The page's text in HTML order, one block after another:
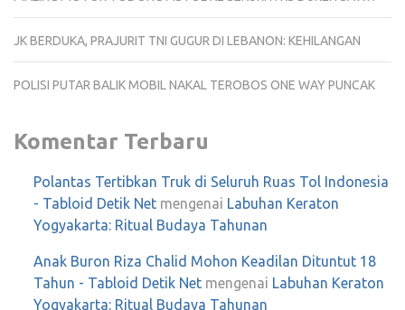
JK BERDUKA, PRAJURIT TNI GUGUR DI LEBANON: KEHILANGAN
POLISI PUTAR BALIK MOBIL NAKAL TEROBOS ONE WAY PUNCAK
Komentar Terbaru
Polantas Tertibkan Truk di Seluruh Ruas Tol Indonesia
- Tabloid Detik Net mengenai Labuhan Keraton
Yogyakarta: Ritual Budaya Tahunan
Anak Buron Riza Chalid Mohon Keadilan Dituntut 18
Tahun - Tabloid Detik Net mengenai Labuhan Keraton
Yogyakarta: Ritual Budaya Tahunan